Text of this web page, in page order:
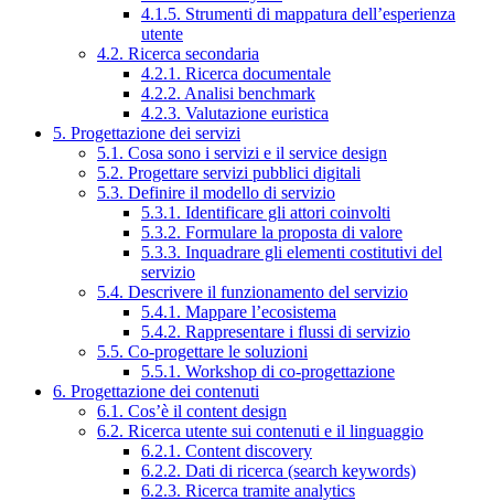
4.1.5. Strumenti di mappatura dell’esperienza
utente
4.2. Ricerca secondaria
4.2.1. Ricerca documentale
4.2.2. Analisi benchmark
4.2.3. Valutazione euristica
5. Progettazione dei servizi
5.1. Cosa sono i servizi e il service design
5.2. Progettare servizi pubblici digitali
5.3. Definire il modello di servizio
5.3.1. Identificare gli attori coinvolti
5.3.2. Formulare la proposta di valore
5.3.3. Inquadrare gli elementi costitutivi del
servizio
5.4. Descrivere il funzionamento del servizio
5.4.1. Mappare l’ecosistema
5.4.2. Rappresentare i flussi di servizio
5.5. Co-progettare le soluzioni
5.5.1. Workshop di co-progettazione
6. Progettazione dei contenuti
6.1. Cos’è il content design
6.2. Ricerca utente sui contenuti e il linguaggio
6.2.1. Content discovery
6.2.2. Dati di ricerca (search keywords)
6.2.3. Ricerca tramite analytics